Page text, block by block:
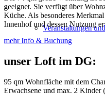
Veranstaltungen
geeignet. Sie verfügt über
Küche. Als besonderes
Innenhof und dessen Nutzung
mehr Info & Buchung
unser Loft im DG:
95 qm Wohnfläche mit dem
Erwachsene und max. 2 Kinder